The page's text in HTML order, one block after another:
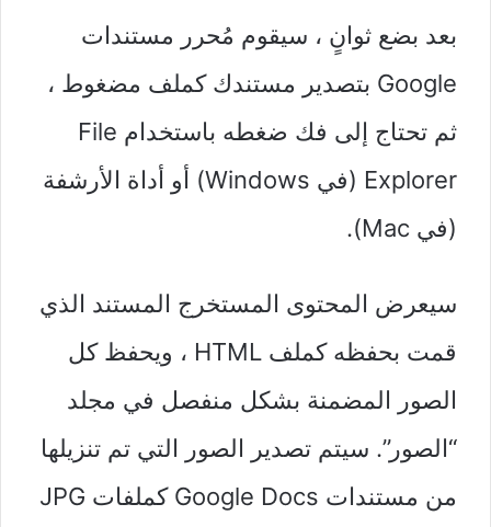
بعد بضع ثوانٍ ، سيقوم مُحرر مستندات
Google بتصدير مستندك كملف مضغوط ،
ثم تحتاج إلى فك ضغطه باستخدام File
Explorer (في Windows) أو أداة الأرشفة
(في Mac).
سيعرض المحتوى المستخرج المستند الذي
قمت بحفظه كملف HTML ، ويحفظ كل
الصور المضمنة بشكل منفصل في مجلد
“الصور”. سيتم تصدير الصور التي تم تنزيلها
من مستندات Google Docs كملفات JPG